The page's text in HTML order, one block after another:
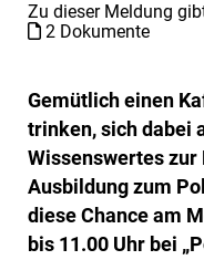
Zu dieser Meldung
2 Dokumente
Gemütlich einen
trinken, sich dabei
Wissenswertes
Ausbildung zum
diese Chance am
bis 11.00 Uhr bei